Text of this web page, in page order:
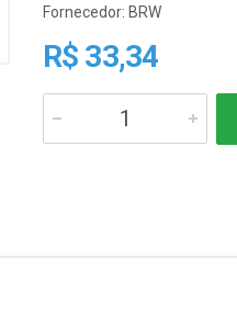
Fornecedor: BRW
R$ 33,34